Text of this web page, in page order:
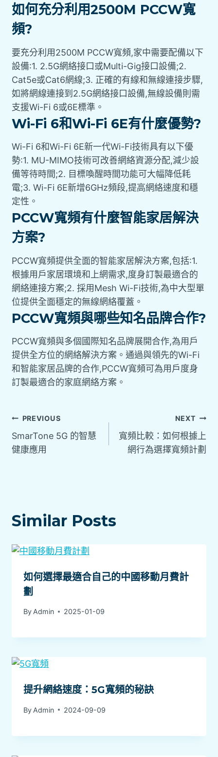
如何充分利用2500M PCCW寬
頻?
要充分利用2500M PCCW寬頻,家中需要配備以下
設備:1. 2.5G網絡接口或Multi-Gig接口設備;2.
Cat5e或Cat6網線;3. 正確的有線和無線連接步驟,
如將網線連接到2.5G網絡接口設備,無線設備則需
支援Wi-Fi 6或6E標準。
Wi-Fi 6和Wi-Fi 6E有什麼優勢?
Wi-Fi 6和Wi-Fi 6E新一代Wi-Fi技術具有以下優
勢:1. MU-MIMO技術可改善網絡資源分配,減少設
備等待時間;2. 目標喚醒時間功能可大幅降低耗
電;3. Wi-Fi 6E新增6GHz頻段,提高網絡速度和穩
定性。
PCCW寬頻有什麼智能家居解決
方案?
PCCW寬頻提供全面的智能家居解決方案,包括:1.
根據用戶家居環境和上網需求,度身訂製最適合的
網絡連接方案;2. 採用Mesh Wi-Fi技術,為中大型單
位提供全面穩定的無線網絡覆蓋。
PCCW寬頻與哪些知名品牌合作?
PCCW寬頻與多個國際知名品牌展開合作,為用戶
提供全方位的網絡解決方案。通過與領先的Wi-Fi
和智能家居品牌的合作,PCCW寬頻可為用戶度身
訂製最適合的家庭網絡方案。
PREVIOUS
SmarTone 5G 的智慧
健康應用
NEXT
寬頻比較：如何根據上
網行為選擇寬頻計劃
Similar Posts
如何選擇最適合自己的中國移動月費計
劃
By Admin 2025-01-09
提升網絡速度：5G寬頻的秘訣
By Admin 2024-09-09